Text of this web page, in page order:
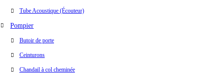
Tube Acoustique (Écouteur)
Pompier
Butoir de porte
Ceinturons
Chandail à col cheminée